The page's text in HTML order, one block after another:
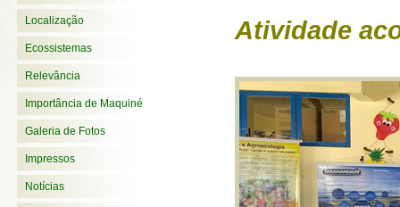
Localização
Ecossistemas
Relevância
Importância de Maquiné
Galeria de Fotos
Impressos
Notícias
Atividade